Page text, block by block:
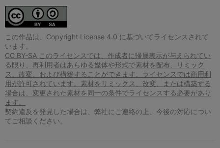
この作品は、Copyright License 4.0 に基づいてライセンスされて
います。
CC BY-SA このライセンスでは、作成者に帰属表示が与えられてい
る限り、再利用者はあらゆる媒体や形式で素材を配布、リミック
ス、改変、および構築することができます。ライセンスでは商用利
用が許可されています。素材をリミックス、改変、または構築する
場合は、変更された素材を同一の条件でライセンスする必要があり
ます。
契約違反を発見した場合は、弊社にご連絡の上、今後の対応につい
てご相談ください。